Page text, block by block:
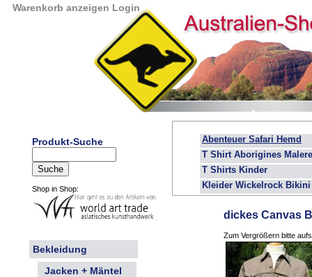
Bekleidung
Jacken + Mäntel
Produkt-Suche
Shop in Shop:
Abenteuer Safari Hemd
T Shirt Aborigines
T Shirts Kinder
Kleider Wickelrock Bikini
dickes Canvas
Zum Vergrößern bitte
Warenkorb anzeigen Login